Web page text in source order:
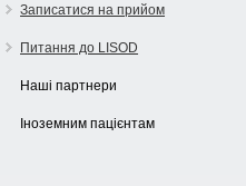
Записатися на прийом
Питання до LISOD
Наші партнери
Іноземним пацієнтам